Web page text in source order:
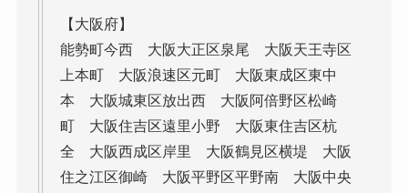
【大阪府】
能勢町今西 大阪大正区泉尾 大阪天王寺区
上本町 大阪浪速区元町 大阪東成区東中
本 大阪城東区放出西 大阪阿倍野区松崎
町 大阪住吉区遠里小野 大阪東住吉区杭
全 大阪西成区岸里 大阪鶴見区横堤 大阪
住之江区御崎 大阪平野区平野南 大阪中央